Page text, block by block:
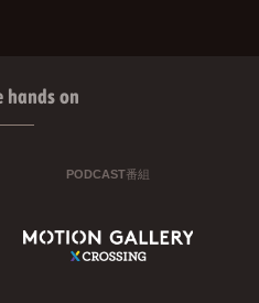
hands on
PODCAST番組